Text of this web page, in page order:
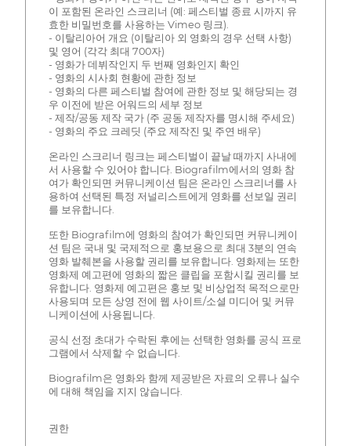
이 포함된 온라인 스크리너 (예: 페스티벌 종료 시까지 유
효한 비밀번호를 사용하는 Vimeo 링크).
- 이탈리아어 개요 (이탈리아 외 영화의 경우 선택 사항)
및 영어 (각각 최대 700자)
- 영화가 데뷔작인지 두 번째 영화인지 확인
- 영화의 시사회 현황에 관한 정보
- 영화의 다른 페스티벌 참여에 관한 정보 및 해당되는 경
우 이전에 받은 어워드의 세부 정보
- 제작/공동 제작 국가 (주 공동 제작자를 명시해 주세요)
- 영화의 주요 크레딧 (주요 제작진 및 주연 배우)
온라인 스크리너 링크는 페스티벌이 끝날 때까지 사내에
서 사용할 수 있어야 합니다. Biografilm에서의 영화 참
여가 확인되면 커뮤니케이션 팀은 온라인 스크리너를 사
용하여 선택된 특정 저널리스트에게 영화를 선보일 권리
를 보유합니다.
또한 Biografilm에 영화의 참여가 확인되면 커뮤니케이
션 팀은 국내 및 국제적으로 홍보용으로 최대 3분의 연속
영화 발췌본을 사용할 권리를 보유합니다. 영화제는 또한
영화제 예고편에 영화의 짧은 클립을 포함시킬 권리를 보
유합니다. 영화제 예고편은 홍보 및 비상업적 목적으로만
사용되며 모든 상영 전에 웹 사이트/소셜 미디어 및 커뮤
니케이션에 사용됩니다.
공식 선정 초대가 수락된 후에는 선택한 영화를 공식 프로
그램에서 삭제할 수 없습니다.
Biografilm은 영화와 함께 제공받은 자료의 오류나 실수
에 대해 책임을 지지 않습니다.
권한